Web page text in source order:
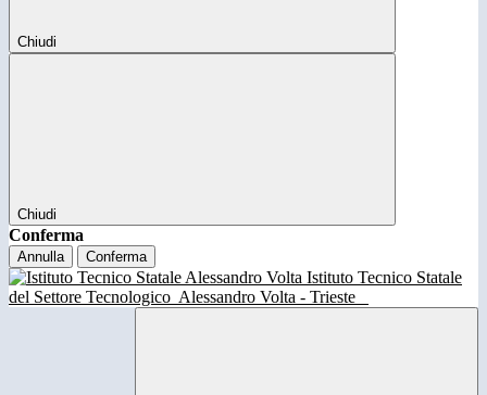
Chiudi
Chiudi
Conferma
Annulla Conferma
Istituto Tecnico Statale
del Settore Tecnologico Alessandro Volta - Trieste